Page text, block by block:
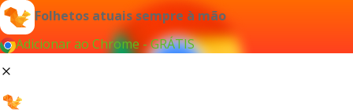
Folhetos atuais sempre à mão
Adicionar ao Chrome - GRÁTIS